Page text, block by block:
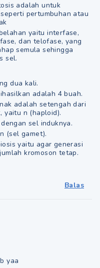
adalah untuk
pertumbuhan atau
yaitu interfase,
dan telofase, yang
semula sehingga
sel.
dua kali.
adalah 4 buah.
adalah setengah dari
yaitu n (haploid).
sel induknya.
(sel gamet).
yaitu agar generasi
kromoson tetap.
Balas
yaa